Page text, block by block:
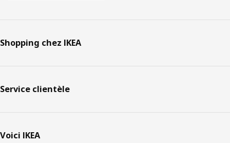
Shopping chez IKEA
Service clientèle
Voici IKEA